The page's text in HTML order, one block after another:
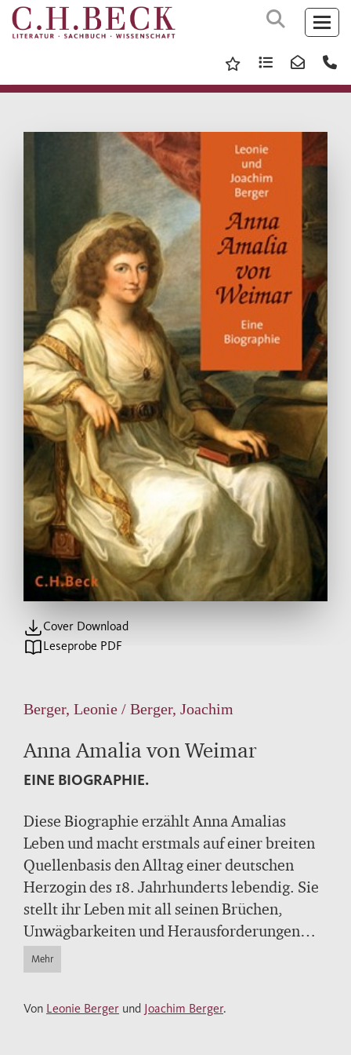
Cover Download
Leseprobe PDF
Berger, Leonie / Berger, Joachim
Anna Amalia von Weimar
EINE BIOGRAPHIE.
Diese Biographie erzählt Anna Amalias
Leben und macht erstmals auf einer breiten
Quellenbasis den Alltag einer deutschen
Herzogin des 18. Jahrhunderts lebendig. Sie
stellt ihr Leben mit all seinen Brüchen,
Unwägbarkeiten und Herausforderungen
dar. In dem engen Rahmen, der ihr
vorgegeben war, entfloh Anna Amalia so oft
Wendepunkte ihres Lebens fallen häufig
Mehr
Von Leonie Berger und Joachim Berger.